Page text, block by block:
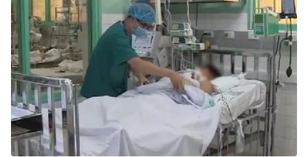
THỜI BÁO VTV
Theo dõi báo trên
Cơ quan chủ quản: Đài Truyền hình Việt Nam